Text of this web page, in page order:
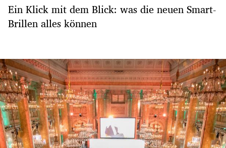
Ein Klick mit dem Blick: was die neuen Smart-
Brillen alles können